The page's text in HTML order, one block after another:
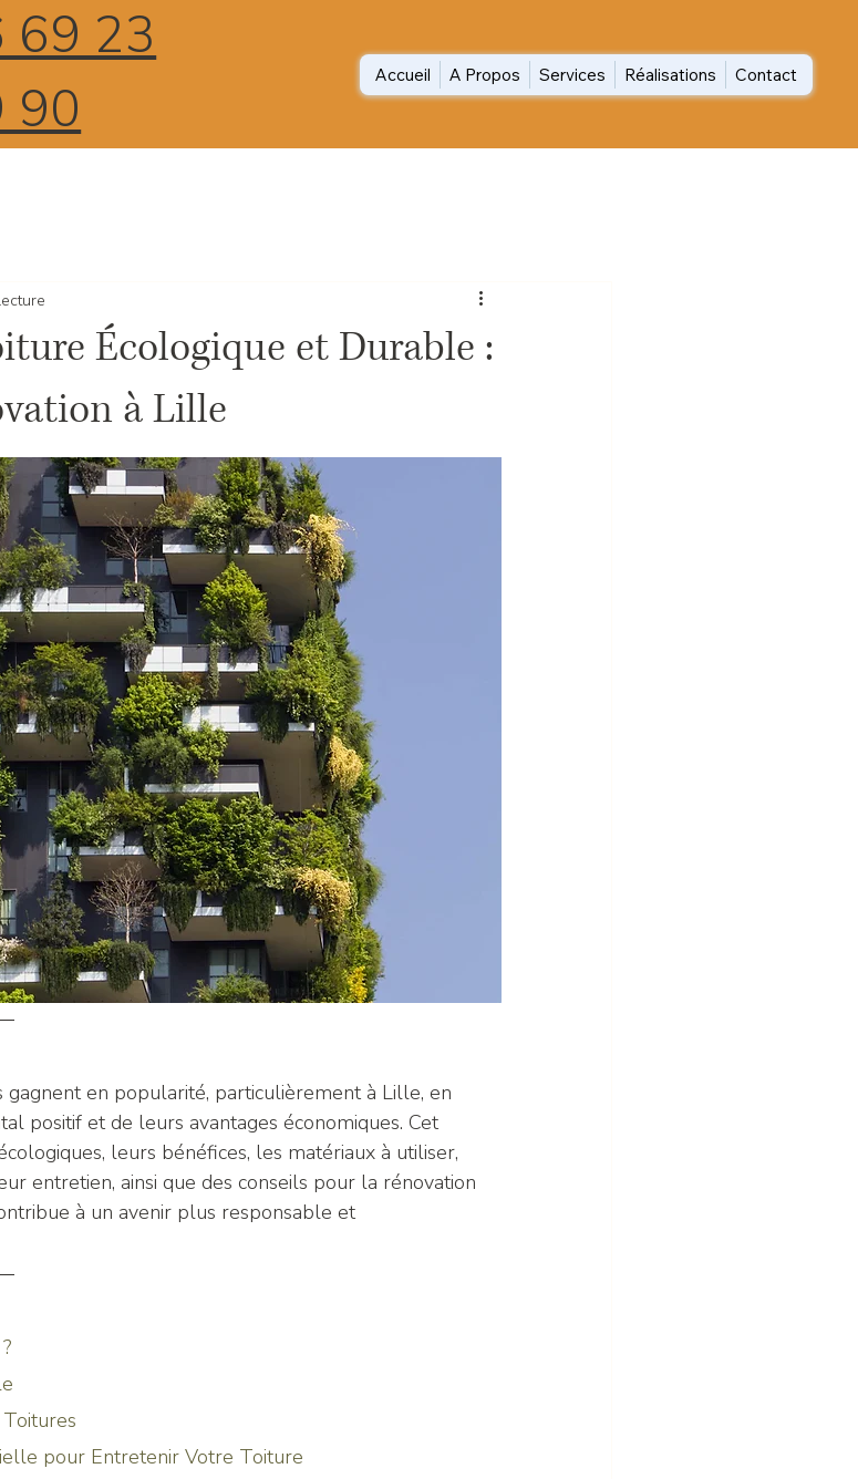
69 23
90
Accueil A Propos Services Réalisations Contact
Écologique et Durable :
à Lille
en popularité, particulièrement à Lille, en
positif et de leurs avantages économiques. Cet
leurs bénéfices, les matériaux à utiliser,
entretien, ainsi que des conseils pour la rénovation
à un avenir plus responsable et
pour Entretenir Votre Toiture